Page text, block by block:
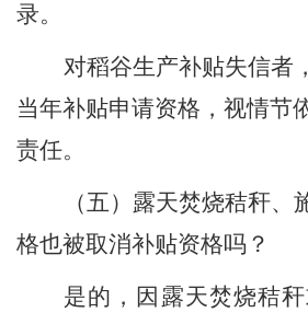
录。
对稻谷生产补贴失信者
当年补贴申请资格，视情节
责任。
（五） 露天焚烧秸秆、
格也被取消补贴资格吗？
是的，因露天焚烧秸